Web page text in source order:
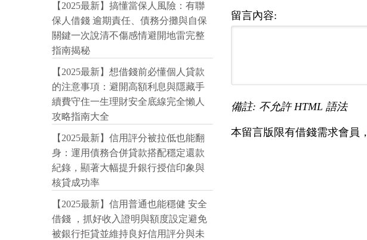
留言內容:
備註: 不允許 HTML 語法
本留言版限有借錢需求會員，
【2025最新】搞懂當保人風險：有聯
保人借錢 逾期責任、債務分攤與自保
關鍵一次說清不傷感情避開地雷完整
指南揭秘
【2025最新】想借錢前必懂個人貸款
的注意事項：避開高額利息與隱藏手
續費守住一生理財安全底線完全懶人
攻略指南大全
【2025最新】信用評分被拉低也能翻
身：運用債務合併貸款搭配穩定還款
紀錄，顯著大幅提升銀行授信印象與
核貸成功率
【2025最新】信用普通也能穩健 安全
借錢 ，抓好收入證明與額度設定避免
被銀行拒貸並維持良好信用評分與未